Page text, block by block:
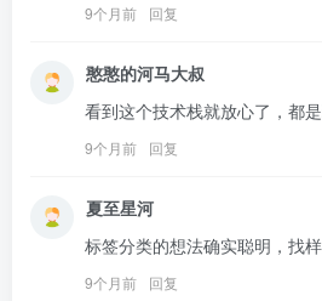
9个月前 回复
憨憨的河马大叔
看到这个技术栈就放心了，都
9个月前 回复
夏至星河
标签分类的想法确实聪明，找
9个月前 回复